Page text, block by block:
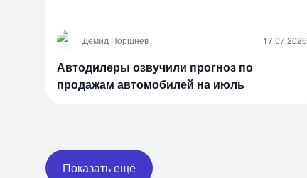
Д Демид Поршнев 17.07.2026
Автодилеры озвучили прогноз по
продажам автомобилей на июль
Показать ещё